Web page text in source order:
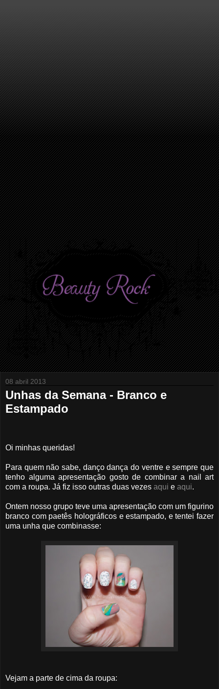
08 abril 2013
Unhas da Semana - Branco e
Estampado
Oi minhas queridas!
Para quem não sabe, danço dança do ventre e sempre que
tenho alguma apresentação gosto de combinar a nail art
com a roupa. Já fiz isso outras duas vezes aqui e aqui.
Ontem nosso grupo teve uma apresentação com um figurino
branco com paetês holográficos e estampado, e tentei fazer
uma unha que combinasse:
Vejam a parte de cima da roupa: